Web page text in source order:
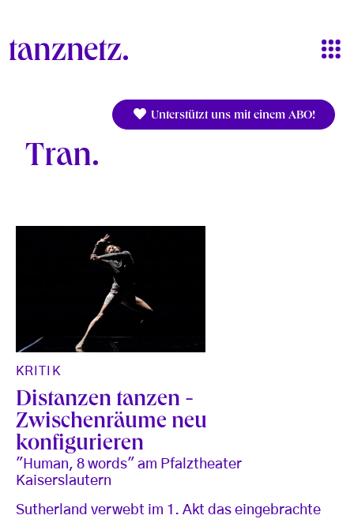
Unterstützt uns mit einem ABO!
Tran
KRITIK
Distanzen tanzen -
Zwischenräume neu
konfigurieren
"Human, 8 words" am Pfalztheater
Kaiserslautern
Sutherland verwebt im 1. Akt das eingebrachte